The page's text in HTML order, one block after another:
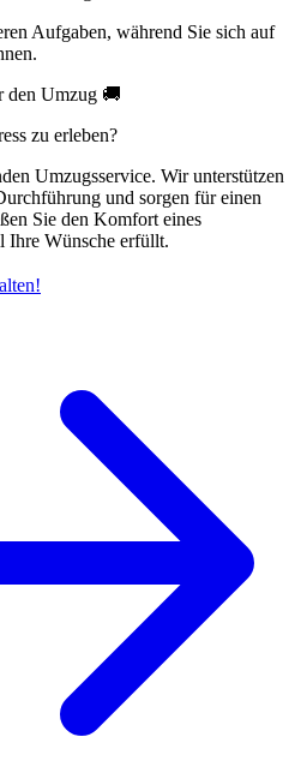
Aufgaben, während Sie sich auf
den Umzug 🚚
zu erleben?
Umzugsservice. Wir unterstützen
und sorgen für einen
Sie den Komfort eines
Ihre Wünsche erfüllt.